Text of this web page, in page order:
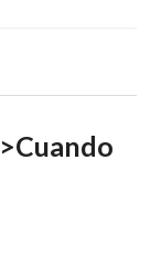
>Cuando